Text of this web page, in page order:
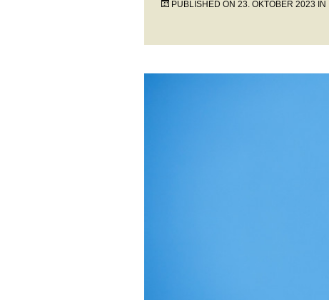
PUBLISHED ON 23. OKTOBER 2023 IN